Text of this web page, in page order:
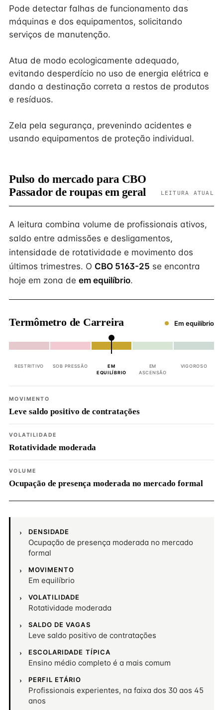
Pode detectar falhas de funcionamento das
máquinas e dos equipamentos, solicitando
serviços de manutenção.
Atua de modo ecologicamente adequado,
evitando desperdício no uso de energia elétrica e
dando a destinação correta a restos de produtos
e resíduos.
Zela pela segurança, prevenindo acidentes e
usando equipamentos de proteção individual.
Pulso do mercado para CBO
Passador de roupas em geral
LEITURA ATUAL
A leitura combina volume de profissionais ativos,
saldo entre admissões e desligamentos,
intensidade de rotatividade e movimento dos
últimos trimestres. O CBO 5163-25 se encontra
hoje em zona de em equilíbrio.
Termômetro de Carreira Em equilíbrio
RESTRITIVO SOB PRESSÃO
EM
EQUILÍBRIO
EM
ASCENSÃO
VIGOROSO
MOVIMENTO
Leve saldo positivo de contratações
VOLATILIDADE
Rotatividade moderada
VOLUME
Ocupação de presença moderada no mercado formal
DENSIDADE
Ocupação de presença moderada no mercado
formal
MOVIMENTO
Em equilíbrio
VOLATILIDADE
Rotatividade moderada
SALDO DE VAGAS
Leve saldo positivo de contratações
ESCOLARIDADE TÍPICA
Ensino médio completo é a mais comum
PERFIL ETÁRIO
Profissionais experientes, na faixa dos 30 aos 45
anos